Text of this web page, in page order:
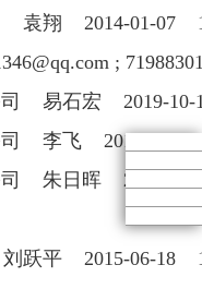
袁翔 2014-01-07
;
司 易石宏 2019-
司 李飞 2019-07-
朱日晖 2003-08-
平 2015-06-18